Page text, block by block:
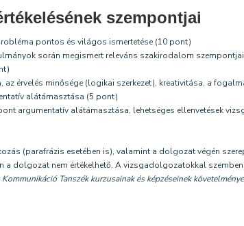
szempontjai
pontos és világos ismertetése (10 pont)
során megismert releváns szakirodalom
érvelés minősége (logikai szerkezet), kreativitása, a
alátámasztása (5 pont)
argumentatív alátámasztása, lehetséges ellenvetések
(parafrázis esetében is), valamint a dolgozat végén
dolgozat nem értékelhető. A vizsgadolgozatokkal
Tanszék kurzusainak és képzéseinek